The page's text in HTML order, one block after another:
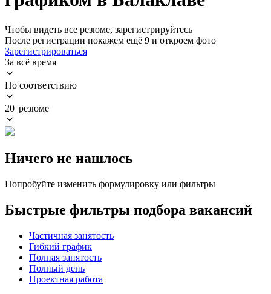
Чтобы видеть все резюме, зарегистрируйтесь
После регистрации покажем ещё 9 и откроем фото
Зарегистрироваться
За всё время
По соответствию
20 резюме
Ничего не нашлось
Попробуйте изменить формулировку или фильтры
Быстрые фильтры подбора вакансий
Частичная занятость
Гибкий график
Полная занятость
Полный день
Проектная работа